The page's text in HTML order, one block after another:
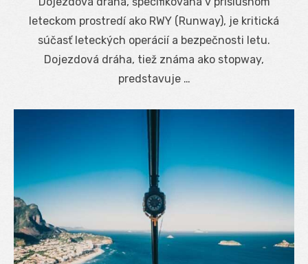
leteckom prostredí ako RWY (Runway), je kritická
súčasť leteckých operácií a bezpečnosti letu.
Dojezdová dráha, tiež známa ako stopway,
predstavuje …